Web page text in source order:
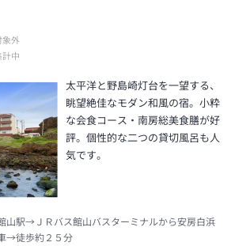
象外
計中
太平洋と野島崎灯台を一望する、
眺望絶佳なモダン和風の宿。小粋
な会食コース・南房総美食膳が好
評。個性的な二つの貸切風呂も人
気です。
山駅→ＪＲバス館山バスターミナルから安房白浜
→徒歩約２５分